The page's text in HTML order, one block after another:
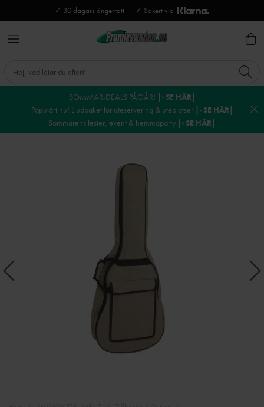
✓ 30 dagars ångerrätt ✓ Säkert via
SOMMAR-DEALS PÅGÅR! |› SE HÄR|
Populärt nu! Ljudpaket för uteservering & uteplatser |› SE HÄR|
Sommarens fester, event & hemmaparty |› SE HÄR|